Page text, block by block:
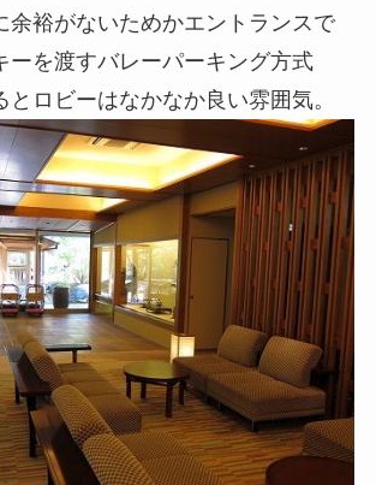
余裕がないためかエントランスで
ーを渡すバレーパーキング方式
とロビーはなかなか良い雰囲気。